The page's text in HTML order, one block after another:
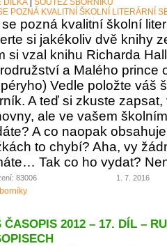
DÍLKA
SOUTĚŽ SBORNÍKŮ
POZNÁ KVALITNÍ ŠKOLNÍ LITERÁRNÍ
pozná kvalitní školní
si jakékoliv dvě knihy
si vzal knihu Richarda
a Malého prince
Vedle položte váš
A teď si zkuste
ale ve vašem
A co naopak
to chybí? Aha, vy
Tak co ho vydat?
83006 1. 7. 2016
ČASOPIS 2012 – 17. DÍL –